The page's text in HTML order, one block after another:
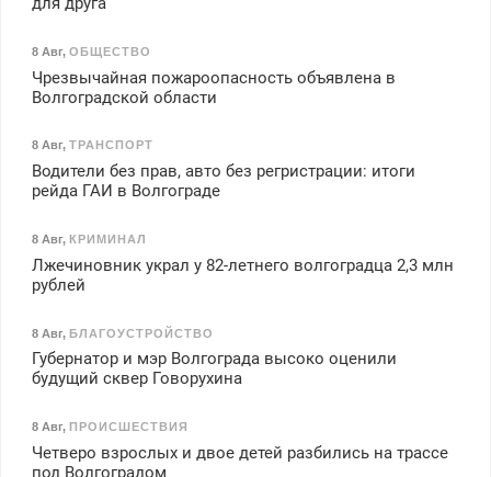
8 Авг, ОБЩЕСТВО
Чрезвычайная пожароопасность объявлена в
Волгоградской области
8 Авг, ТРАНСПОРТ
Водители без прав, авто без регристрации: итоги
рейда ГАИ в Волгограде
8 Авг, КРИМИНАЛ
Лжечиновник украл у 82-летнего волгоградца 2,3 млн
рублей
8 Авг, БЛАГОУСТРОЙСТВО
Губернатор и мэр Волгограда высоко оценили
будущий сквер Говорухина
8 Авг, ПРОИСШЕСТВИЯ
Четверо взрослых и двое детей разбились на трассе
под Волгоградом